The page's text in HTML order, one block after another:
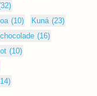
(10) Kuná (23)
(16)
(10)